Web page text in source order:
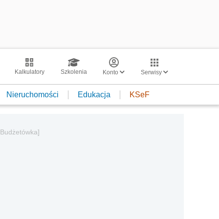
Kalkulatory Szkolenia Konto Serwisy
Nieruchomości Edukacja KSeF